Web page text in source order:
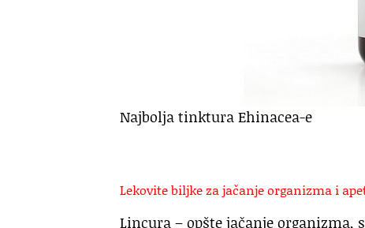
Najbolja tinktura Ehinacea-e
Lekovite biljke za jačanje organizma i
Lincura – opšte jačanje